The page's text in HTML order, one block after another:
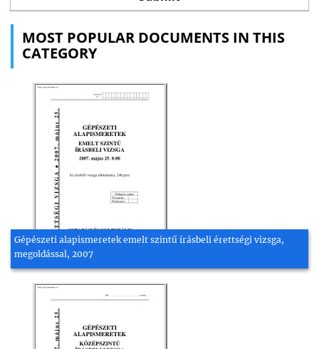
MOST POPULAR DOCUMENTS IN THIS
CATEGORY
Gépészeti alapismeretek emelt szintű írásbeli érettségi vizsga,
megoldással, 2007